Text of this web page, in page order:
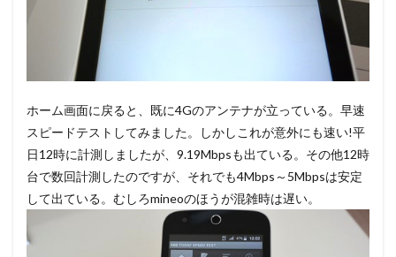
ホーム画面に戻ると、既に4Gのアンテナが立っている。早速
スピードテストしてみました。しかしこれが意外にも速い!平
日12時に計測しましたが、9.19Mbpsも出ている。その他12時
台で数回計測したのですが、それでも4Mbps～5Mbpsは安定
して出ている。むしろmineoのほうが混雑時は遅い。